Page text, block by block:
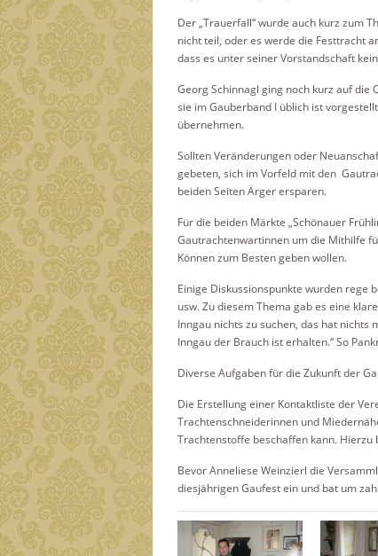
Der „Trauerfall“ wurde auch kurz zum
nicht teil, oder es werde die Festtracht
dass es unter seiner Vorstandschaft
Georg Schinnagl ging noch kurz auf die
sie im Gauberband I üblich ist
übernehmen.
Sollten Veränderungen oder
gebeten, sich im Vorfeld mit den
beiden Seiten Ärger ersparen.
Für die beiden Märkte „Schönauer
Gautrachtenwartinnen um die Mithilfe
Können zum Besten geben wollen.
Einige Diskussionspunkte wurden rege
usw. Zu diesem Thema gab es eine
Inngau nichts zu suchen, das hat
Inngau der Brauch ist erhalten.“ So
Diverse Aufgaben für die Zukunft der
Die Erstellung einer Kontaktliste der
Trachtenschneiderinnen und
Trachtenstoffe beschaffen kann.
Bevor Anneliese Weinzierl die
diesjährigen Gaufest ein und bat um